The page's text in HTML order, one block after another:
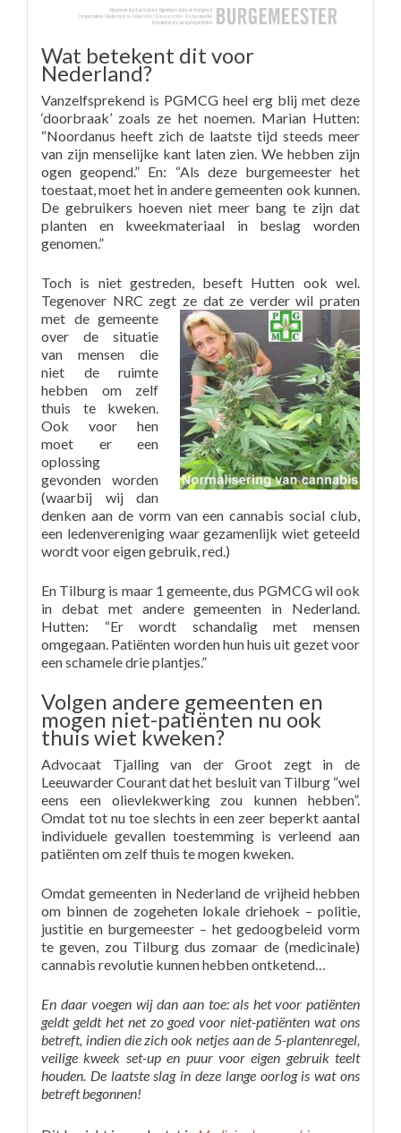
Wat betekent dit voor
Nederland?
Vanzelfsprekend is PGMCG heel erg blij met deze
‘doorbraak’ zoals ze het noemen. Marian Hutten:
“Noordanus heeft zich de laatste tijd steeds meer
van zijn menselijke kant laten zien. We hebben zijn
ogen geopend.” En: “Als deze burgemeester het
toestaat, moet het in andere gemeenten ook kunnen.
De gebruikers hoeven niet meer bang te zijn dat
planten en kweekmateriaal in beslag worden
genomen.”
Toch is niet gestreden, beseft Hutten ook wel.
Tegenover NRC zegt ze dat ze verder wil praten
met de gemeente
over de situatie
van mensen die
niet de ruimte
hebben om zelf
thuis te kweken.
Ook voor hen
moet er een
oplossing
gevonden worden
(waarbij wij dan
denken aan de vorm van een cannabis social club,
een ledenvereniging waar gezamenlijk wiet geteeld
wordt voor eigen gebruik, red.)
En Tilburg is maar 1 gemeente, dus PGMCG wil ook
in debat met andere gemeenten in Nederland.
Hutten: “Er wordt schandalig met mensen
omgegaan. Patiënten worden hun huis uit gezet voor
een schamele drie plantjes.”
Volgen andere gemeenten en
mogen niet-patiënten nu ook
thuis wiet kweken?
Advocaat Tjalling van der Groot zegt in de
Leeuwarder Courant dat het besluit van Tilburg “wel
eens een olievlekwerking zou kunnen hebben”.
Omdat tot nu toe slechts in een zeer beperkt aantal
individuele gevallen toestemming is verleend aan
patiënten om zelf thuis te mogen kweken.
Omdat gemeenten in Nederland de vrijheid hebben
om binnen de zogeheten lokale driehoek – politie,
justitie en burgemeester – het gedoogbeleid vorm
te geven, zou Tilburg dus zomaar de (medicinale)
cannabis revolutie kunnen hebben ontketend…
En daar voegen wij dan aan toe: als het voor patiënten
geldt geldt het net zo goed voor niet-patiënten wat ons
betreft, indien die zich ook netjes aan de 5-plantenregel,
veilige kweek set-up en puur voor eigen gebruik teelt
houden. De laatste slag in deze lange oorlog is wat ons
betreft begonnen!